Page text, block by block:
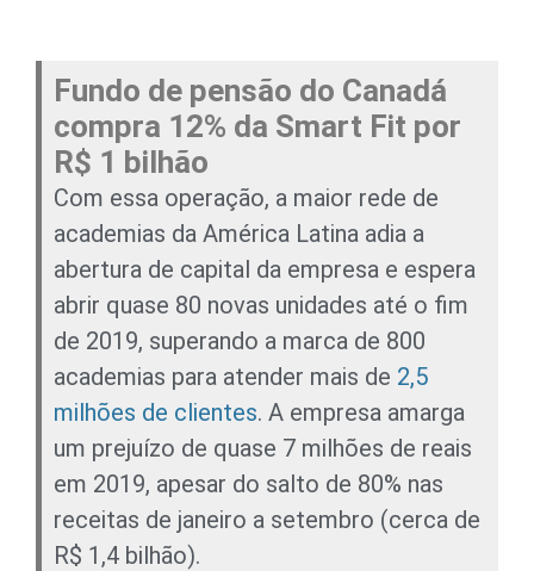
Fundo de pensão do Canadá
compra 12% da Smart Fit por
R$ 1 bilhão
Com essa operação, a maior rede de
academias da América Latina adia a
abertura de capital da empresa e espera
abrir quase 80 novas unidades até o fim
de 2019, superando a marca de 800
academias para atender mais de 2,5
milhões de clientes. A empresa amarga
um prejuízo de quase 7 milhões de reais
em 2019, apesar do salto de 80% nas
receitas de janeiro a setembro (cerca de
R$ 1,4 bilhão).